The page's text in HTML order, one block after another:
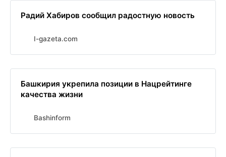
Радий Хабиров сообщил радостную новость
I-gazeta.com
Башкирия укрепила позиции в Нацрейтинге
качества жизни
Bashinform